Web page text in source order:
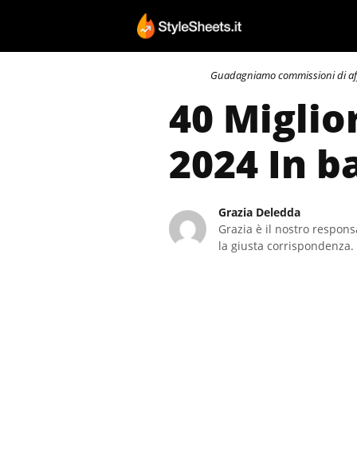
contenuto
Guadagniamo commissioni di
40
2024 In
Grazia Deledda
Grazia è il nostro
la giusta